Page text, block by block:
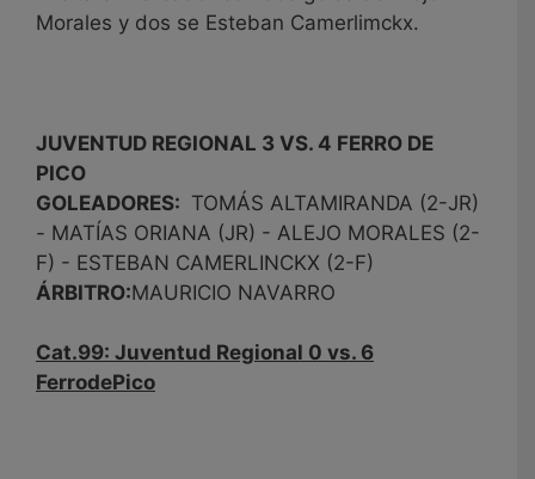
Morales y dos se Esteban Camerlimckx.
JUVENTUD REGIONAL 3 VS. 4 FERRO DE
PICO
GOLEADORES: TOMÁS ALTAMIRANDA (2-JR)
- MATÍAS ORIANA (JR) - ALEJO MORALES (2-
F) - ESTEBAN CAMERLINCKX (2-F)
ÁRBITRO:MAURICIO NAVARRO
Cat.99: Juventud Regional 0 vs. 6
FerrodePico